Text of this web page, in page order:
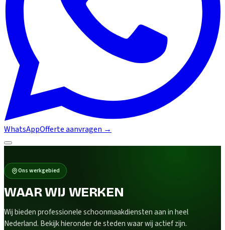
WhatsAppOfferte aanvragen →
Ons werkgebied
WAAR WIJ WERKEN
Wij bieden professionele schoonmaakdiensten aan in heel
Nederland. Bekijk hieronder de steden waar wij actief zijn.